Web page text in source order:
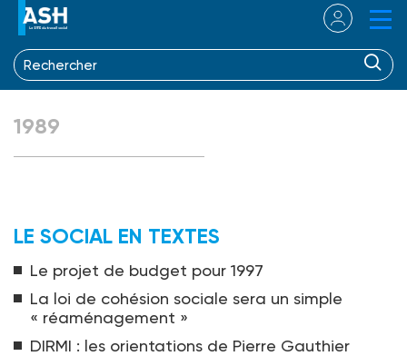
1989
LE SOCIAL EN TEXTES
Le projet de budget pour 1997
La loi de cohésion sociale sera un simple
« réaménagement »
DIRMI : les orientations de Pierre Gauthier